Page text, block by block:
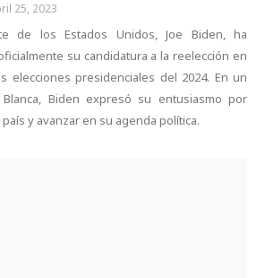
25, 2023
de los Estados Unidos, Joe Biden, ha
su candidatura a la reelección en
elecciones presidenciales del 2024. En un
Biden expresó su entusiasmo por
y avanzar en su agenda política.